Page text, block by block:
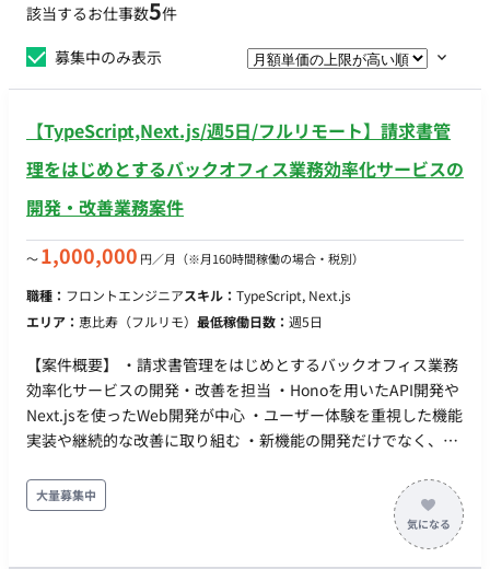
該当するお仕事数5件
募集中のみ表示
【TypeScript,Next.js/週5日/フルリモート】請求書管
理をはじめとするバックオフィス業務効率化サービスの
開発・改善業務案件
〜1,000,000 円／月 （※月160時間稼働の場合・税別）
職種： フロントエンジニアスキル： TypeScript, Next.js
エリア： 恵比寿（フルリモ） 最低稼働日数： 週5日
【案件概要】 ・請求書管理をはじめとするバックオフィス業務
効率化サービスの開発・改善を担当 ・Honoを用いたAPI開発や
Next.jsを使ったWeb開発が中心 ・ユーザー体験を重視した機能
実装や継続的な改善に取り組む ・新機能の開発だけでなく、既
体験の提供も重要な役割 ・プロダクトマネージャーやデザイナ
ーと連携しながら、仕様検討から実装、リリースまで一貫して
関与 ・バックエンドとフロントエンドを合わせて開発を進め、
大量募集中